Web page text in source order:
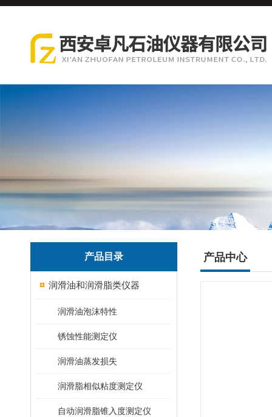
产品目录
润滑油和润滑脂类仪器
润滑油泡沫特性
锈蚀性能测定仪
润滑油蒸发损失
润滑脂相似粘度测定仪
自动润滑脂锥入度测定仪
产品中心